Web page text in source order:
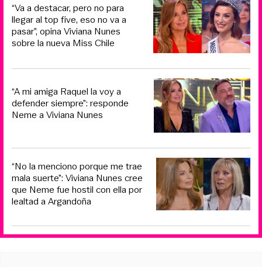
“Va a destacar, pero no para
llegar al top five, eso no va a
pasar”, opina Viviana Nunes
sobre la nueva Miss Chile
“A mi amiga Raquel la voy a
defender siempre”: responde
Neme a Viviana Nunes
“No la menciono porque me trae
mala suerte”: Viviana Nunes cree
que Neme fue hostil con ella por
lealtad a Argandoña